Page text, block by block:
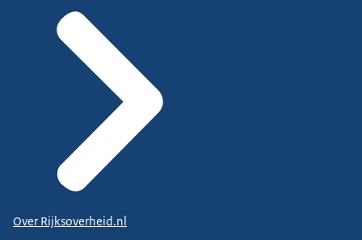
Over Rijksoverheid.nl